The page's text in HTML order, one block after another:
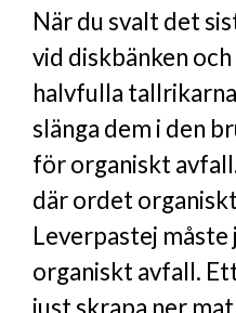
När du svalt det
vid diskbänken
halvfulla
slänga dem i den
för organiskt
där ordet
Leverpastej
organiskt avfall.
just skrapa ner